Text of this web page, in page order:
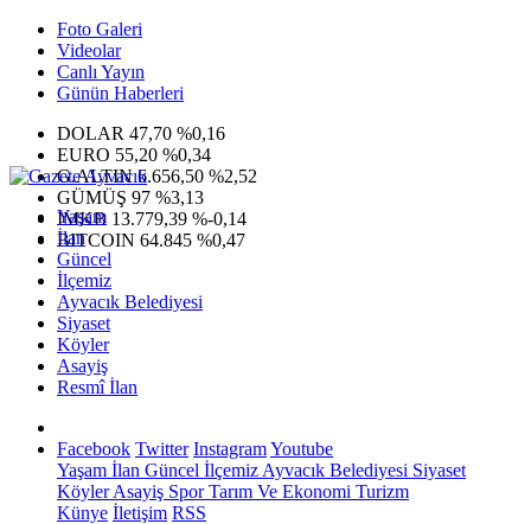
Foto Galeri
Videolar
Canlı Yayın
Günün Haberleri
DOLAR 47,70 %0,16
EURO 55,20 %0,34
G.ALTIN6.656,50 %2,52
GÜMÜŞ 97 %3,13
IMKB 13.779,39 %-0,14
BITCOIN 64.845 %0,47
Yaşam
İlan
Güncel
İlçemiz
Ayvacık Belediyesi
Siyaset
Köyler
Asayiş
Resmî İlan
Facebook Twitter InstagramYoutube
Yaşam İlan Güncel İlçemiz Ayvacık Belediyesi Siyaset
KöylerAsayiş SporTarım Ve Ekonomi Turizm
Künye İletişim RSS